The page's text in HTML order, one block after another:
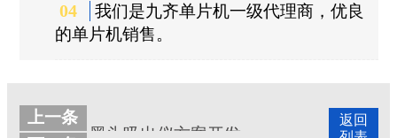
04
我们是九齐单片机一级代理商，优良
的单片机销售。
返回
上一条